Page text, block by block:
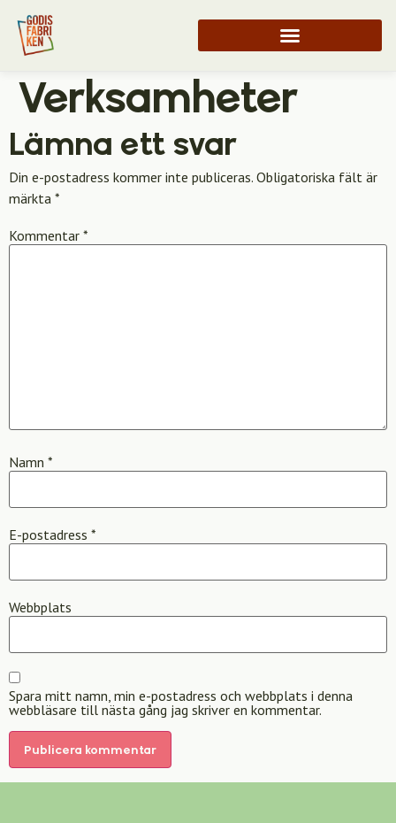
Verksamheter
Lämna ett svar
Din e-postadress kommer inte publiceras. Obligatoriska fält är
märkta *
Kommentar *
Namn *
E-postadress *
Webbplats
Spara mitt namn, min e-postadress och webbplats i denna
webbläsare till nästa gång jag skriver en kommentar.